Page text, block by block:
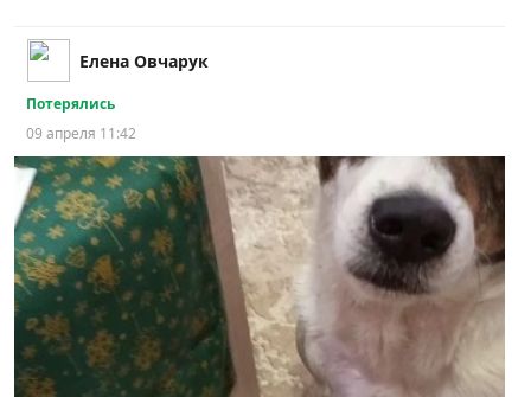
Елена Овчарук
Потерялись
09 апреля 11:42